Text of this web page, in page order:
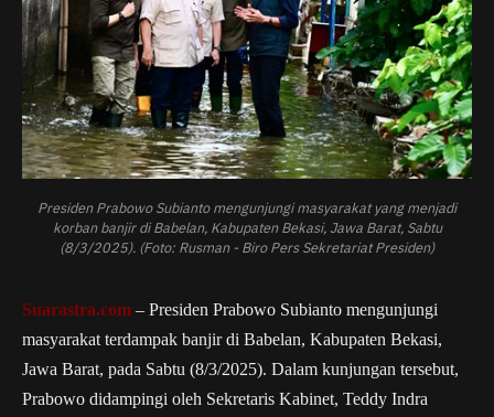
Presiden Prabowo Subianto mengunjungi masyarakat yang menjadi
korban banjir di Babelan, Kabupaten Bekasi, Jawa Barat, Sabtu
(8/3/2025). (Foto: Rusman - Biro Pers Sekretariat Presiden)
Suarastra.com – Presiden Prabowo Subianto mengunjungi
masyarakat terdampak banjir di Babelan, Kabupaten Bekasi,
Jawa Barat, pada Sabtu (8/3/2025). Dalam kunjungan tersebut,
Prabowo didampingi oleh Sekretaris Kabinet, Teddy Indra